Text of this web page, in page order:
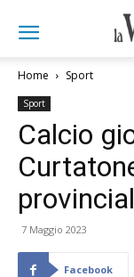
Home Sport
Sport
Calcio
7 Maggio 2023
Facebook